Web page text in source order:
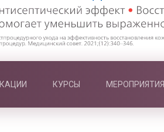
КУРСЫ МЕРОПРИЯТИЯ